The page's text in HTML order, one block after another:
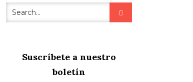
Suscríbete a nuestro
boletín